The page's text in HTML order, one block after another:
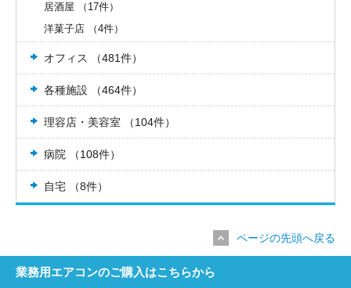
居酒屋 （17件）
洋菓子店 （4件）
オフィス （481件）
各種施設 （464件）
理容店・美容室 （104件）
病院 （108件）
自宅 （8件）
ページの先頭へ戻る
業務用エアコンのご購入はこちらから